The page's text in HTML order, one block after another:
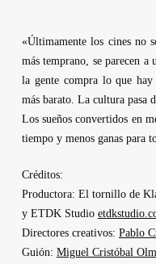
«Últimamente los cines no
más temprano, se parecen a
la gente compra lo que
más barato. La cultura pasa
Los sueños convertidos en
tiempo y menos ganas para
Créditos:
Productora: El tornillo de
y ETDK Studio
Directores creativos: Pablo
Guión: Miguel Cristóbal